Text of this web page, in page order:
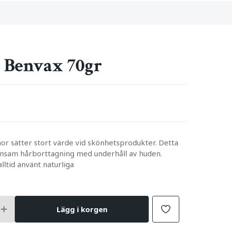
70gr
sätter stort värde vid skönhetsprodukter. Detta
hårborttagning med underhåll av huden.
använt naturliga
Lägg i korgen